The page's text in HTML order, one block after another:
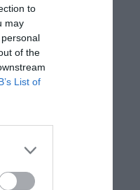
to
may
of the
List of